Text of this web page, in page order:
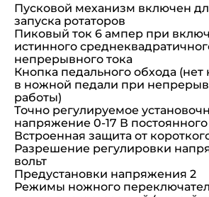
Пусковой механизм включен
запуска ротаторов
Пиковый ток 6 ампер при
истинного
непрерывного тока
Кнопка педального обхода
в ножной педали при
работы)
Точно регулируемое
напряжение 0-17 В постоянного
Встроенная защита от
Разрешение регулировки
вольт
Предустановки напряжения 2
Режимы ножного